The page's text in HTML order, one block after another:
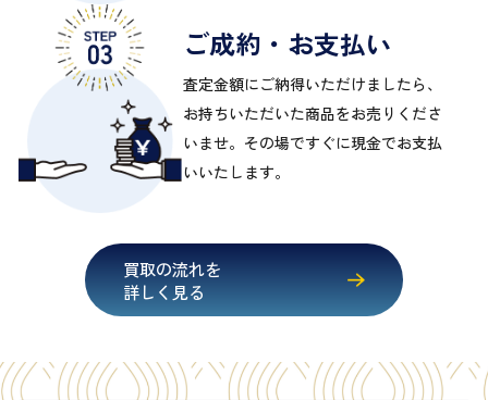
ご成約・お支払い
査定金額にご納得いただけましたら、
お持ちいただいた商品をお売りくださ
いませ。その場ですぐに現金でお支払
いいたします。
買取の流れを
詳しく見る